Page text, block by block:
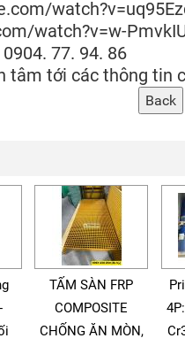
watch?v=w-
77. 94. 86
tâm tới các thông tin
TẤM SÀN FRP
COMPOSITE
CHỐNG ĂN MÒN,